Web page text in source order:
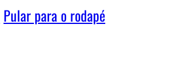
Pular para o rodapé